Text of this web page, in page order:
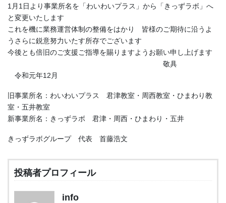
1月1日より事業所名を「わいわいプラス」から「きっずラボ」へ
と変更いたします
これを機に業務運営体制の整備をはかり 皆様のご期待に沿うよ
うさらに鋭意努力いたす所存でございます
今後とも倍旧のご支援ご指導を賜りますようお願い申し上げます
敬具
令和元年12月
旧事業所名：わいわいプラス 君津教室・周西教室・ひまわり教
室・五井教室
新事業所名：きっずラボ 君津・周西・ひまわり・五井
きっずラボグループ 代表 首藤浩文
投稿者プロフィール
info